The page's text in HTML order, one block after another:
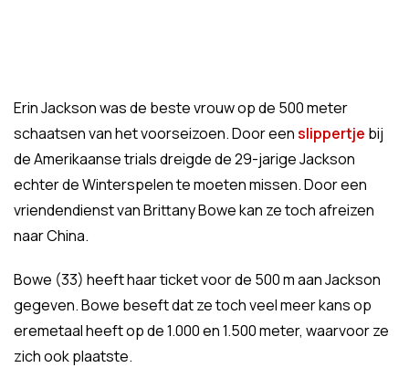
Erin Jackson was de beste vrouw op de 500 meter
schaatsen van het voorseizoen. Door eenslippertje bij
de Amerikaanse trials dreigde de 29-jarige Jackson
echter de Winterspelen te moeten missen. Door een
vriendendienst van Brittany Bowe kan ze toch afreizen
naar China.
Bowe (33) heeft haar ticket voor de 500 m aan Jackson
gegeven. Bowe beseft dat ze toch veel meer kans op
eremetaal heeft op de 1.000 en 1.500 meter, waarvoor ze
zich ook plaatste.